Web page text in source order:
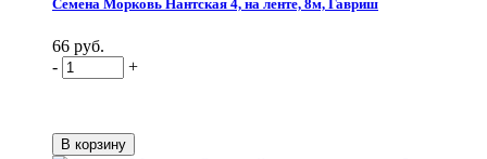
Семена Морковь Нантская 4, на ленте, 8м, Гавриш
66 руб.
-
+